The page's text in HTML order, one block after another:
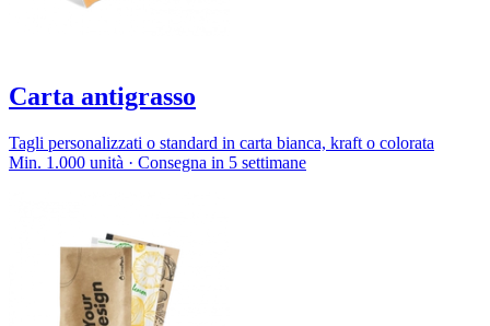
Carta antigrasso
Tagli personalizzati o standard in carta bianca, kraft o colorata
Min. 1.000 unità · Consegna in 5 settimane